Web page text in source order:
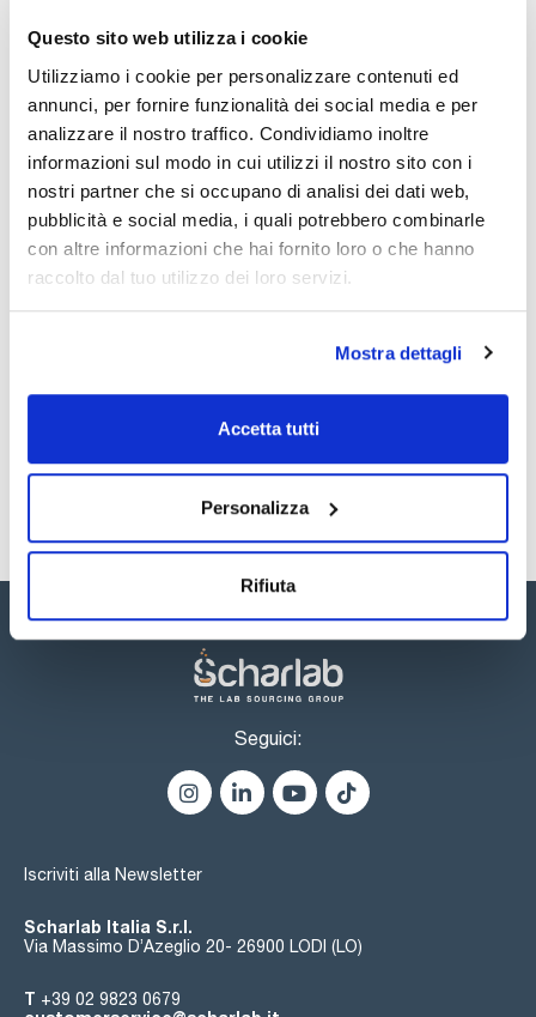
Questo sito web utilizza i cookie
Utilizziamo i cookie per personalizzare contenuti ed
annunci, per fornire funzionalità dei social media e per
analizzare il nostro traffico. Condividiamo inoltre
informazioni sul modo in cui utilizzi il nostro sito con i
nostri partner che si occupano di analisi dei dati web,
pubblicità e social media, i quali potrebbero combinarle
con altre informazioni che hai fornito loro o che hanno
raccolto dal tuo utilizzo dei loro servizi.
Mostra dettagli
Accetta tutti
Personalizza
Rifiuta
Caratteristiche
Diametro (mm) : 125
Piano/Piegato : Piano
Conf. (unità) : 100
Fogli di carta da filtro per analisi quantitative e gravimetriche.
Realizzati in cellulosa di elevata purezza, con un contenuto
di ceneri inferiore allo 0,01%.
Vedi di più
Documentazione tecnica
SDS / Scheda di
Seguici:
Iscriviti alla Newsletter
Scharlab Italia S.r.l.
Via Massimo D’Azeglio 20- 26900 LODI (LO)
T +39 02 9823 0679